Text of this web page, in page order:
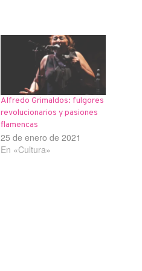
Alfredo Grimaldos: fulgores
revolucionarios y pasiones
flamencas
25 de enero de 2021
En «Cultura»